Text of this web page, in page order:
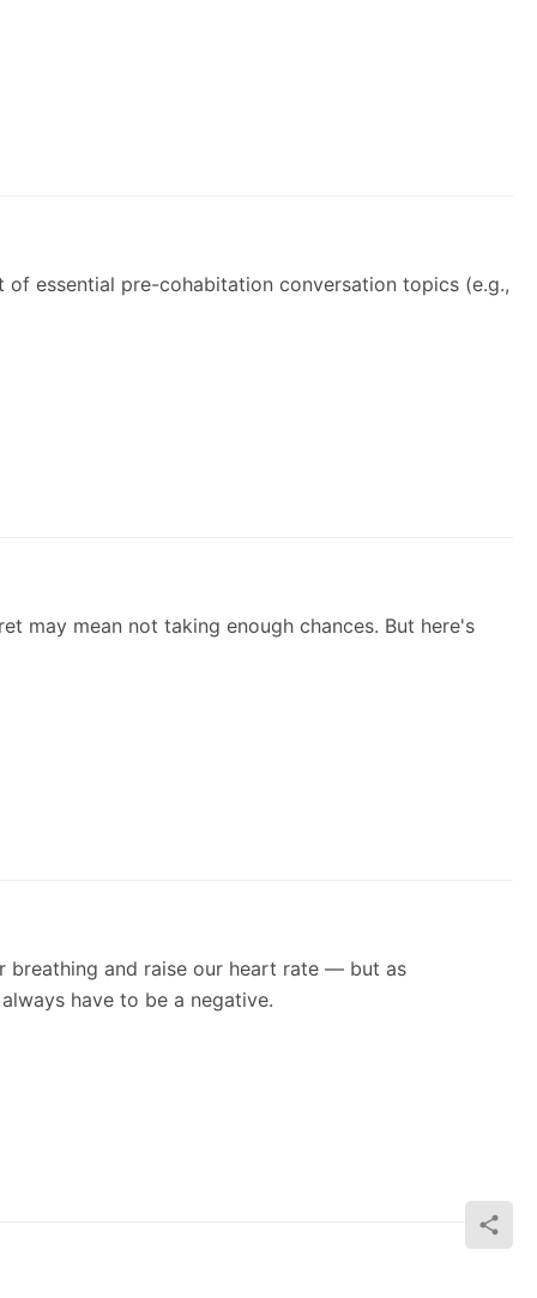
essential pre-cohabitation conversation topics (e.g.,
may mean not taking enough chances. But here's
breathing and raise our heart rate — but as
have to be a negative.